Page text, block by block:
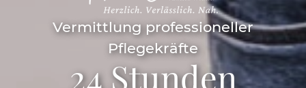
Vermittlung professioneller
Pflegekräfte
24 Stunden